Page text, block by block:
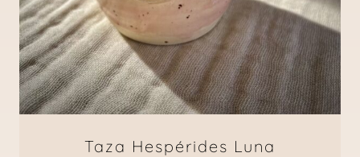
Taza Hespérides Luna